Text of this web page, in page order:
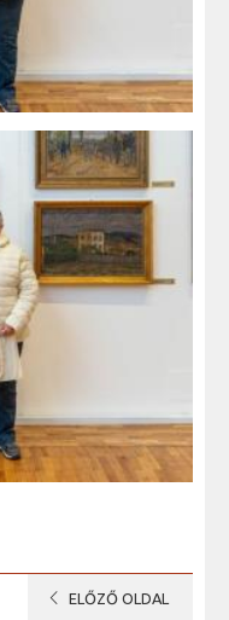
chevron_left ELŐZŐ OLDAL